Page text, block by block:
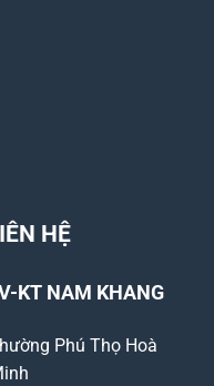
HỆ
KT NAM KHANG
Phú Thọ Hoà